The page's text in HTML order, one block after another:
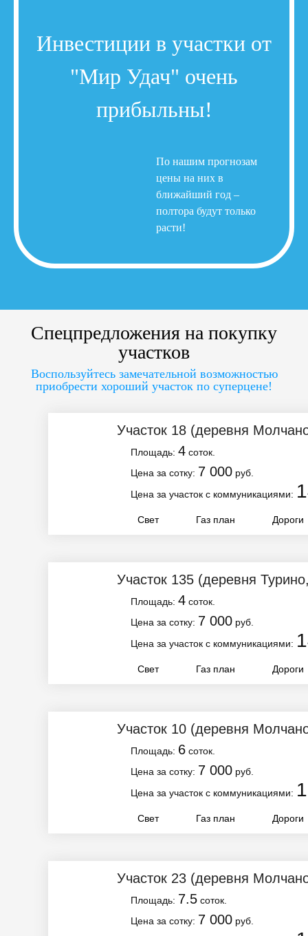
Инвестиции в участки от
"Мир Удач" очень
прибыльны!
По нашим прогнозам
цены на них в
ближайший год –
полтора будут только
расти!
Спецпредложения на покупку
участков
Воспользуйтесь замечательной возможностью
приобрести хороший участок по суперцене!
Участок 18 (деревня
Площадь: 4 соток.
Цена за сотку: 7 000 руб.
Цена за участок с коммуникациями:
Свет Газ план Дороги
Участок 135 (деревня
Площадь: 4 соток.
Цена за сотку: 7 000 руб.
Цена за участок с коммуникациями:
Свет Газ план Дороги
Участок 10 (деревня
Площадь: 6 соток.
Цена за сотку: 7 000 руб.
Цена за участок с коммуникациями:
Свет Газ план Дороги
Участок 23 (деревня
Площадь: 7.5 соток.
Цена за сотку: 7 000 руб.